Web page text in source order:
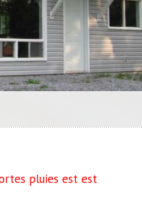
pluies est est